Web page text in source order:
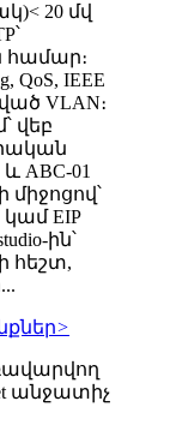
20 մվ
համար։
QoS, IEEE
VLAN։
վեբ
ABC-01
միջոցով՝
կամ EIP
ին՝
հեշտ,
>